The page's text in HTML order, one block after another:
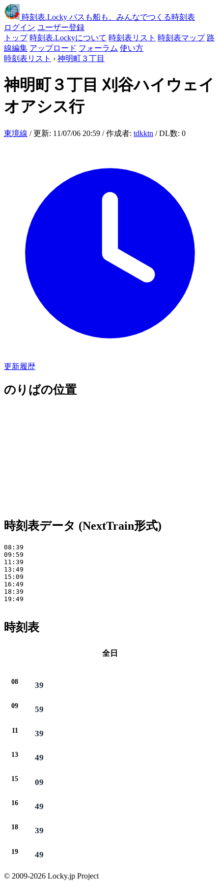
時刻表.Locky バスも船も、みんなでつくる時刻表
ログイン ユーザー登録
トップ 時刻表.Lockyについて 時刻表リスト 時刻表マップ 路
線編集 アップロード フォーラム 使い方
時刻表リスト › 神明町３丁目
神明町３丁目刈谷ハイウェイ
オアシス行
東境線 / 更新: 11/07/06 20:59 / 作成者: tdkktn / DL数: 0
更新履歴
のりばの位置
時刻表データ (NextTrain形式)
08:39
09:59
11:39
13:49
15:09
16:49
18:39
19:49
時刻表
全日
08 39
09 59
11 39
13 49
15 09
16 49
18 39
19 49
© 2009-2026 Locky.jp Project